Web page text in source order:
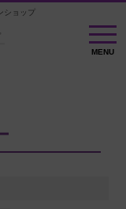
ショップ
MENU
MENU